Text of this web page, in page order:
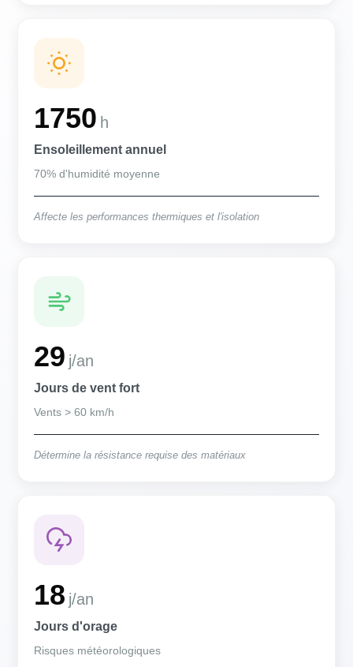
1750 h
Ensoleillement annuel
70% d'humidité moyenne
Affecte les performances thermiques et l'isolation
29 j/an
Jours de vent fort
Vents > 60 km/h
Détermine la résistance requise des matériaux
18 j/an
Jours d'orage
Risques météorologiques